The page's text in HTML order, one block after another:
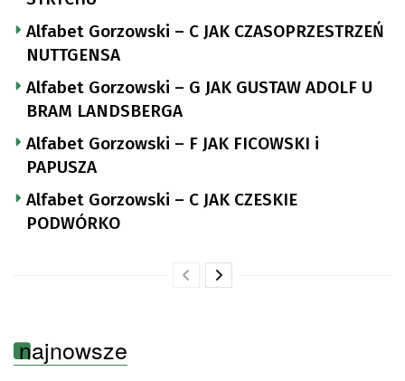
Alfabet Gorzowski – C JAK CZASOPRZESTRZEŃ
NUTTGENSA
Alfabet Gorzowski – G JAK GUSTAW ADOLF U
BRAM LANDSBERGA
Alfabet Gorzowski – F JAK FICOWSKI i
PAPUSZA
Alfabet Gorzowski – C JAK CZESKIE
PODWÓRKO
najnowsze